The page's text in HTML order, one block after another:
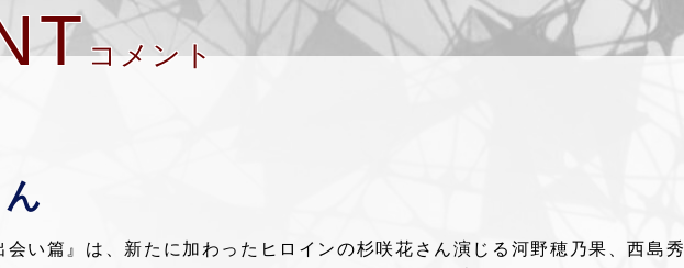
コメント
い篇』は、新たに加わったヒロインの杉咲花さん演じる河野穂乃果、西島秀